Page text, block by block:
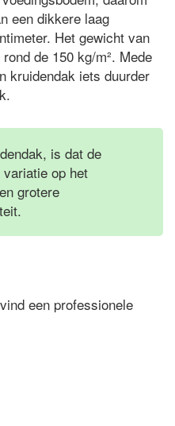
een dikkere laag
Het gewicht van
de 150 kg/m². Mede
kruidendak iets duurder
is dat de
op het
grotere
een professionele